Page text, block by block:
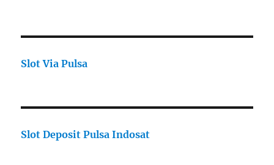
Slot Via Pulsa
Slot Deposit Pulsa Indosat